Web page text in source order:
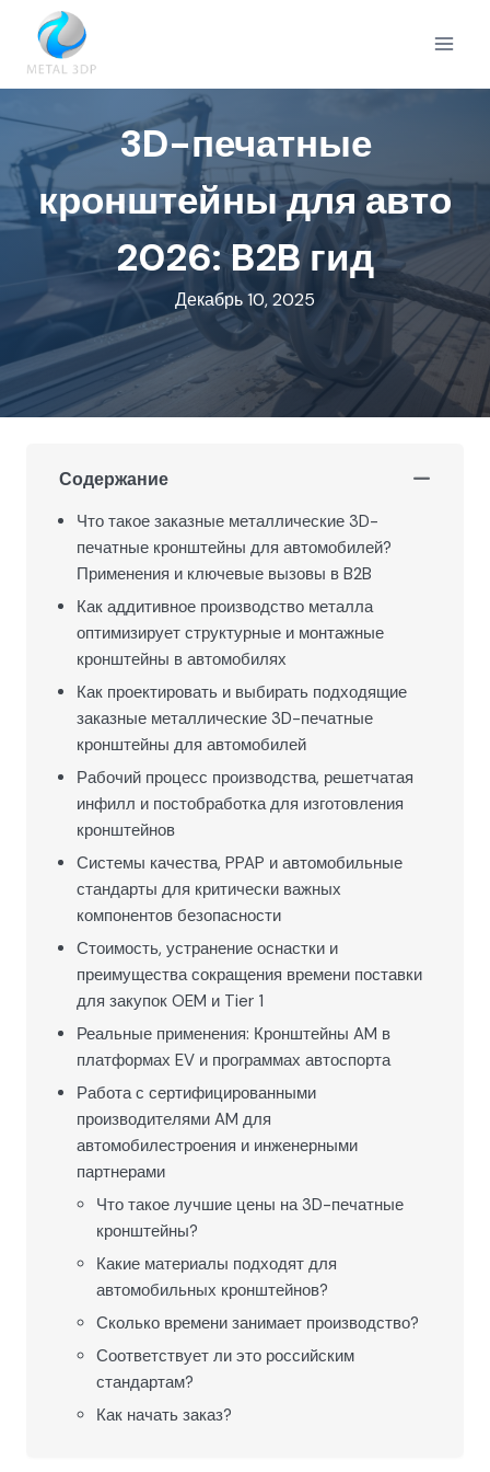
Перейти
содержимому
3D-печатные
кронштейны для авто
2026: B2B гид
Декабрь 10, 2025
Содержание
Что такое заказные металлические 3D-
печатные кронштейны для автомобилей?
Применения и ключевые вызовы в B2B
Как аддитивное производство металла
оптимизирует структурные и монтажные
кронштейны в автомобилях
Как проектировать и выбирать подходящие
заказные металлические 3D-печатные
кронштейны для автомобилей
Рабочий процесс производства, решетчатая
инфилл и постобработка для изготовления
кронштейнов
Системы качества, PPAP и автомобильные
стандарты для критически важных
компонентов безопасности
Стоимость, устранение оснастки и
преимущества сокращения времени поставки
для закупок OEM и Tier 1
Реальные применения: Кронштейны AM в
платформах EV и программах автоспорта
Работа с сертифицированными
производителями AM для
автомобилестроения и инженерными
партнерами
Что такое лучшие цены на 3D-печатные
кронштейны?
Какие материалы подходят для
автомобильных кронштейнов?
Сколько времени занимает производство?
Соответствует ли это российским
стандартам?
Как начать заказ?